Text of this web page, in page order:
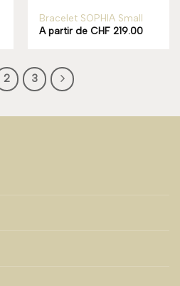
Bracelet SOPHIA Small
A partir deCHF 219.00
2 3